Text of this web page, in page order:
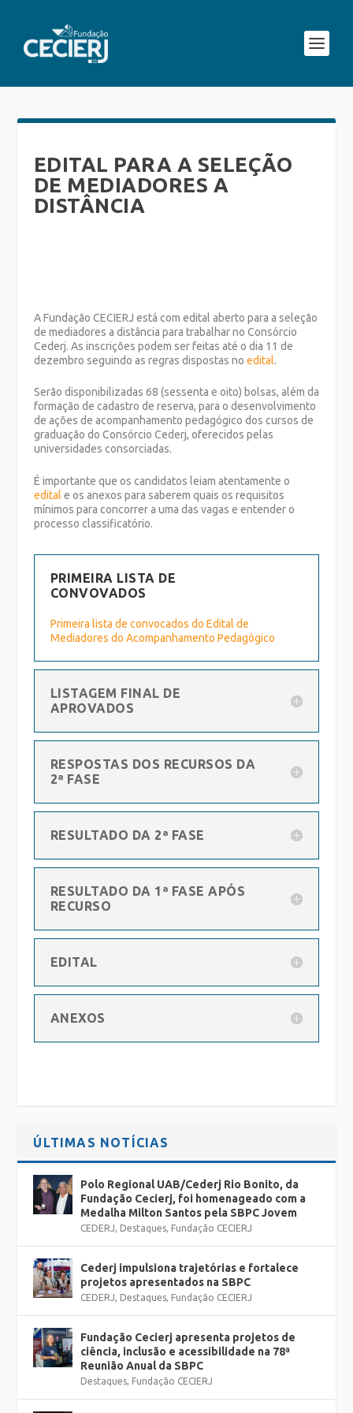
EDITAL PARA A SELEÇÃO
DE MEDIADORES A
DISTÂNCIA
A Fundação CECIERJ está com edital aberto para a seleção
de mediadores a distância para trabalhar no Consórcio
Cederj. As inscrições podem ser feitas até o dia 11 de
dezembro seguindo as regras dispostas no edital.
Serão disponibilizadas 68 (sessenta e oito) bolsas, além da
formação de cadastro de reserva, para o desenvolvimento
de ações de acompanhamento pedagógico dos cursos de
graduação do Consórcio Cederj, oferecidos pelas
universidades consorciadas.
É importante que os candidatos leiam atentamente o
edital e os anexos para saberem quais os requisitos
mínimos para concorrer a uma das vagas e entender o
processo classificatório.
PRIMEIRA LISTA DE
CONVOVADOS
Primeira lista de convocados do Edital de
Mediadores do Acompanhamento Pedagógico
LISTAGEM FINAL DE
APROVADOS
RESPOSTAS DOS RECURSOS DA
2ª FASE
RESULTADO DA 2ª FASE
RESULTADO DA 1ª FASE APÓS
RECURSO
EDITAL
ANEXOS
ÚLTIMAS NOTÍCIAS
Polo Regional UAB/Cederj Rio Bonito, da
Fundação Cecierj, foi homenageado com a
Medalha Milton Santos pela SBPC Jovem
CEDERJ, Destaques, Fundação CECIERJ
Cederj impulsiona trajetórias e fortalece
projetos apresentados na SBPC
CEDERJ, Destaques, Fundação CECIERJ
Fundação Cecierj apresenta projetos de
ciência, inclusão e acessibilidade na 78ª
Reunião Anual da SBPC
Destaques, Fundação CECIERJ